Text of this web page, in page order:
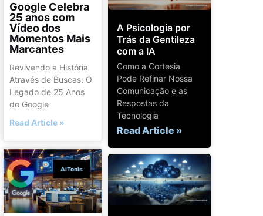
Google Celebra
25 anos com
Vídeo dos
Momentos Mais
Marcantes
Revivendo a História
Através de Buscas: O
Legado de 25 Anos
do Google
Read Article »
AiTools
A Psicologia por
Trás da Gentileza
com a IA
Como a Cortesia
Pode Refinar Nossa
Comunicação e as
Respostas da
Tecnologia
Read Article »